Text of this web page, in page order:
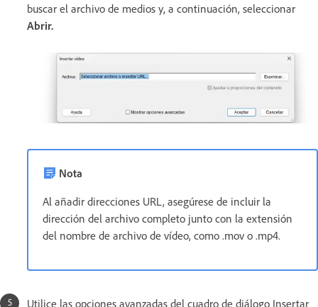
buscar el archivo de medios y, a continuación, seleccionar
Abrir.
Nota
Al añadir direcciones URL, asegúrese de incluir la
dirección del archivo completo junto con la extensión
del nombre de archivo de vídeo, como .mov o .mp4.
Utilice las opciones avanzadas del cuadro de diálogo Insertar